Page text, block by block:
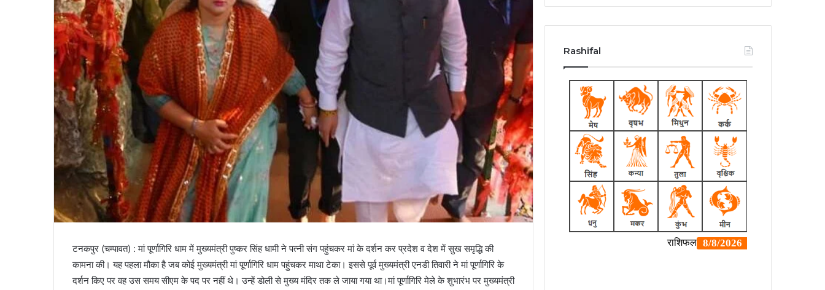
टनकपुर (चम्पावत) : मां पूर्णागिरि धाम में मुख्यमंत्री पुष्कर सिंह धामी ने पत्नी संग पहुंचकर मां के दर्शन कर प्रदेश व देश में सुख समृद्धि की
कामना की। यह पहला मौका है जब कोई मुख्यमंत्री मां पूर्णागिरि धाम पहुंचकर माथा टेका। इससे पूर्व मुख्यमंत्री एनडी तिवारी ने मां पूर्णागिरि के
दर्शन किए पर वह उस समय सीएम के पद पर नहीं थे। उन्हें डोली से मुख्य मंदिर तक ले जाया गया था।मां पूर्णागिरि मेले के शुभारंभ पर मुख्यमंत्री
Rashifal